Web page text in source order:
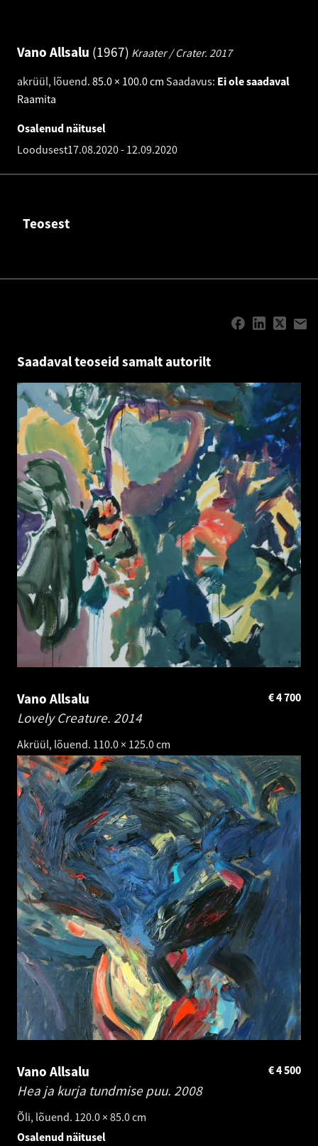
Vano Allsalu 1967 Kraater / Crater. 2017
akrüül, lõuend. 85.0 × 100.0 cm Saadavus: Ei ole saadaval
Raamita
Osalenud näitusel
Loodusest17.08.2020- 12.09.2020
Teosest
Saadaval teoseid samalt autorilt
Vano Allsalu
Lovely Creature. 2014
Akrüül, lõuend. 110.0 × 125.0 cm
4 700
€
Vano Allsalu
Hea ja kurja tundmise puu. 2008
Õli, lõuend. 120.0 × 85.0 cm
4 500
€
Osalenud näitusel